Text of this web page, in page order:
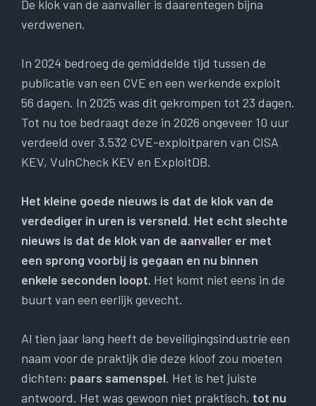
De klok van de aanvaller is daarentegen bijna
verdwenen.
In 2024 bedroeg de gemiddelde tijd tussen de
publicatie van een CVE en een werkende exploit
56 dagen. In 2025 was dit gekrompen tot 23 dagen.
Tot nu toe bedraagt ​​deze in 2026 ongeveer 10 uur
verdeeld over 3.532 CVE-exploitparen van CISA
KEV, VulnCheck KEV en ExploitDB.
Het kleine goede nieuws is dat de klok van de
verdediger in uren is versneld. Het echt slechte
nieuws is dat de klok van de aanvaller er met
een sprong voorbij is gegaan en nu binnen
enkele seconden loopt. Het komt niet eens in de
buurt van een eerlijk gevecht.
Al tien jaar lang heeft de beveiligingsindustrie een
naam voor de praktijk die deze kloof zou moeten
dichten: paars samenspel. Het is het juiste
antwoord. Het was gewoon niet praktisch, tot nu